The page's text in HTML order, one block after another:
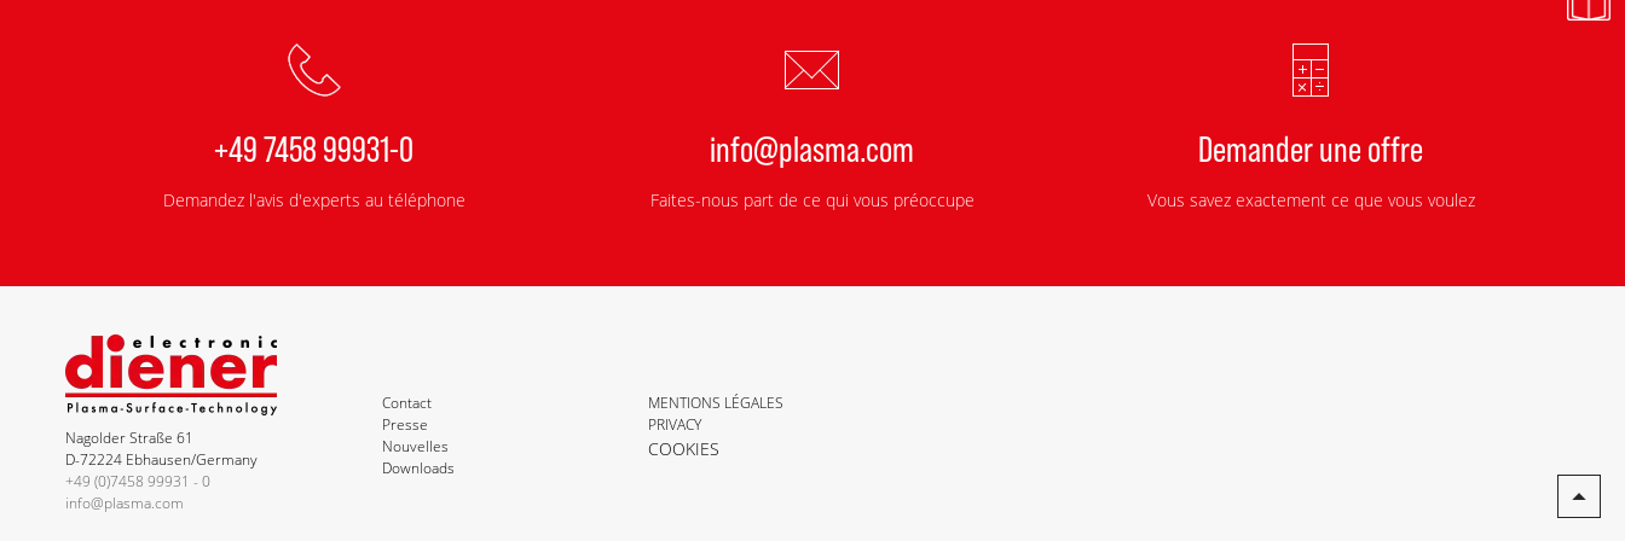
+49 7458 99931-0
Demandez l'avis d'experts au téléphone
info@plasma.com
Faites-nous part de ce qui vous préoccupe
Demander une offre
Vous savez exactement ce que vous voulez
Nagolder Straße 61
D-72224 Ebhausen/Germany
+49 (0)7458 99931 - 0
info@plasma.com
Contact
Presse
Nouvelles
Downloads
MENTIONS LÉGALES
PRIVACY
COOKIES